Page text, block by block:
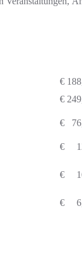
€
€
€
€
€
€